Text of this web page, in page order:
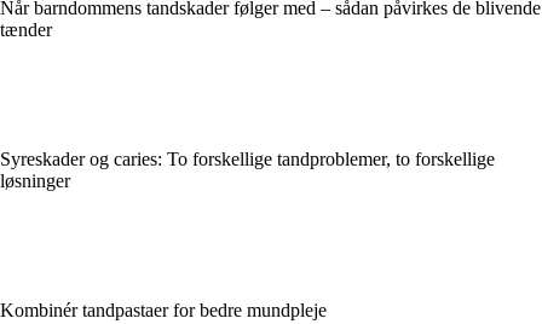
Når barndommens tandskader følger med – sådan påvirkes de blivende
tænder
Syreskader og caries: To forskellige tandproblemer, to forskellige
løsninger
Kombinér tandpastaer for bedre mundpleje